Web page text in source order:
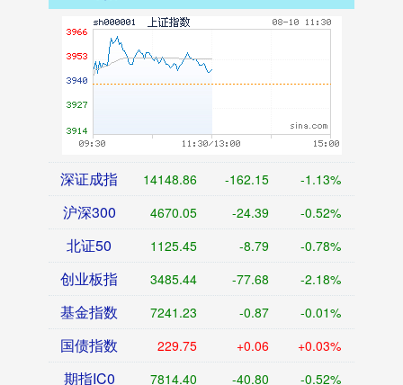
深证成指 14148.86 -162.15 -1.13%
沪深300 4670.05 -24.39 -0.52%
北证50 1125.45 -8.79 -0.78%
创业板指 3485.44 -77.68 -2.18%
基金指数 7241.23 -0.87 -0.01%
国债指数 229.75 +0.06 +0.03%
期指IC0 7814.40 -40.80 -0.52%